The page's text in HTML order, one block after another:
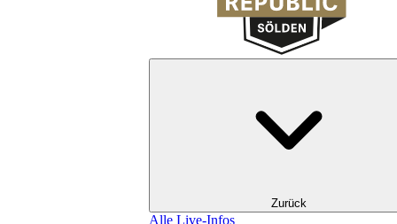
Zurück
Alle Live-Infos